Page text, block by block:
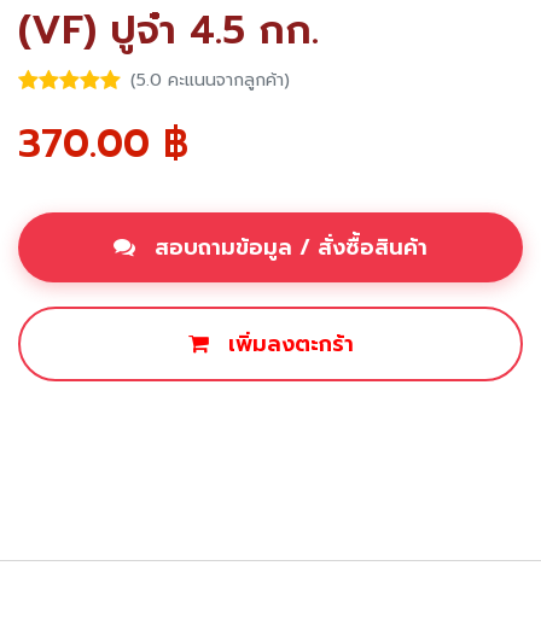
(VF) ปูจ๋า 4.5 กก.
(5.0 คะแนนจากลูกค้า)
370.00 ฿
สอบถามข้อมูล / สั่งซื้อสินค้า
เพิ่มลงตะกร้า